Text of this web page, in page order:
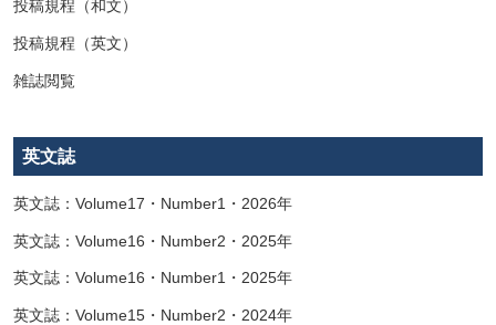
投稿規程（和文）
投稿規程（英文）
雑誌閲覧
英文誌
英文誌：Volume17・Number1・2026年
英文誌：Volume16・Number2・2025年
英文誌：Volume16・Number1・2025年
英文誌：Volume15・Number2・2024年